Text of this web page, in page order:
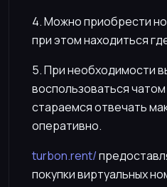
4. Можно приобрести
при этом находиться
5. При необходимости
воспользоваться
стараемся отвечать
оперативно.
turbon.rent/
покупки виртуальных